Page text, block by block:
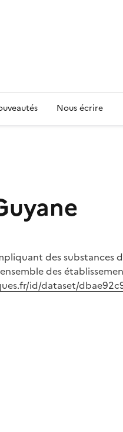
Nous écrire
des
des
id/dataset/